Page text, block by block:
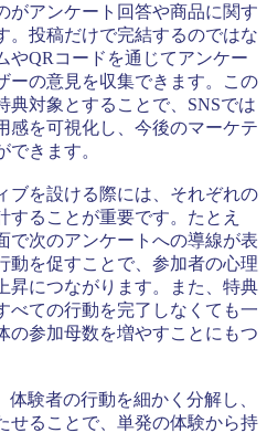
がアンケート回答や商品に関す
。投稿だけで完結するのではな
やQRコードを通じてアンケー
ーの意見を収集できます。この
典対象とすることで、SNSでは
感を可視化し、今後のマーケテ
できます。
ブを設ける際には、それぞれの
ることが重要です。たとえ
で次のアンケートへの導線が表
動を促すことで、参加者の心理
昇につながります。また、特典
べての行動を完了しなくても一
の参加母数を増やすことにもつ
験者の行動を細かく分解し、
せることで、単発の体験から持